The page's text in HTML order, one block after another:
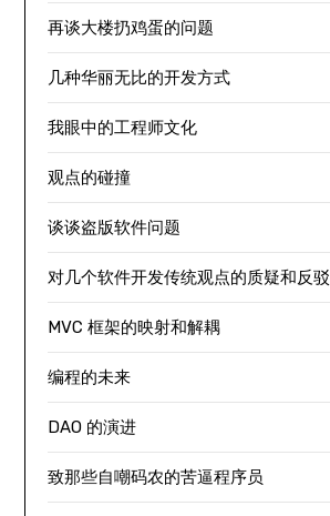
再谈大楼扔鸡蛋的问题
几种华丽无比的开发方式
我眼中的工程师文化
观点的碰撞
谈谈盗版软件问题
对几个软件开发传统观点的质疑和反驳
MVC 框架的映射和解耦
编程的未来
DAO 的演进
致那些自嘲码农的苦逼程序员